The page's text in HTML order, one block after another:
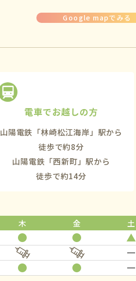
Google mapでみる
電車でお越しの方
山陽電鉄「林崎松江海岸」駅から
徒歩で約8分
山陽電鉄「西新町」駅から
徒歩で約14分
木 金
土
● ● ▲
ー
● ● ー